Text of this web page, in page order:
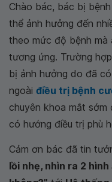
Chào bác, bác bị
thể ảnh hưởng đến
theo mức độ bệnh mà
tương ứng. Trường
bị ảnh hưởng do đã
ngoài điều trị bệnh
chuyên khoa mắt
có hướng điều trị phù
Cảm ơn bác đã tin
lồi nhẹ, nhìn ra 2